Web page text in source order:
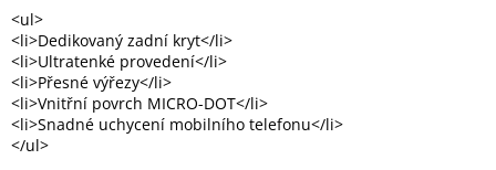
systémy
MILESIGHT
Doprodej
Přihlášení
<ul>
<li>Dedikovaný zadní kryt</li>
<li>Ultratenké provedení</li>
<li>Přesné výřezy</li>
<li>Vnitřní povrch MICRO-DOT</li>
<li>Snadné uchycení mobilního telefonu</li>
</ul>